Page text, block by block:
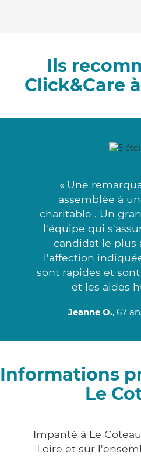
Ils
Click&Care
« Une
assemblée à
charitable . Un
l'équipe qui
candidat le plus
l'affection
sont rapides et
et les aides
Jeanne O., 67
Informations
Le
Impanté à Le
Loire et sur